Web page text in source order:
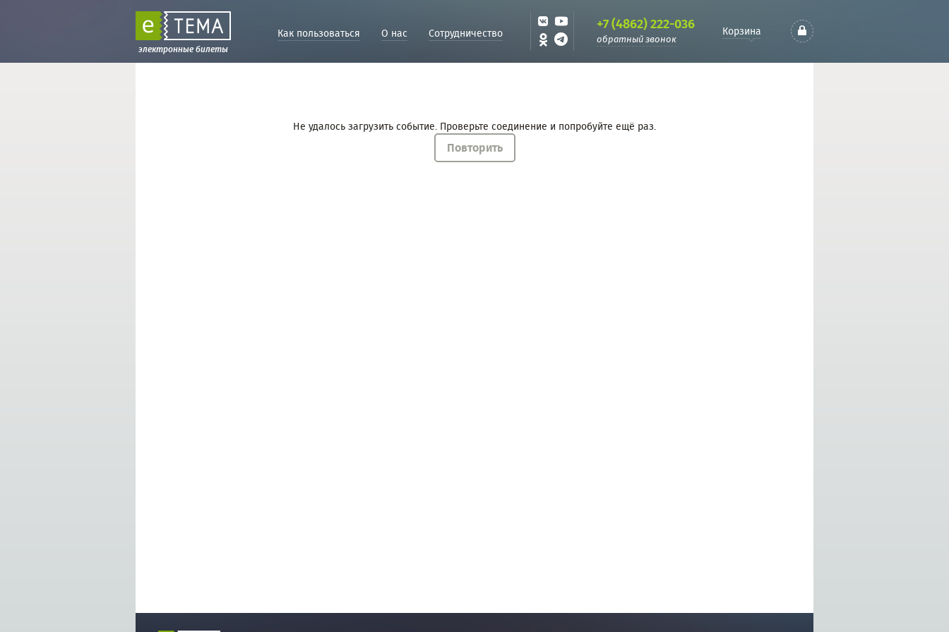
электронные билеты
Как пользоваться О нас Сотрудничество +7 (4862) 222-036
обратный звонок
Корзина
Не удалось загрузить событие. Проверьте соединение и попробуйте ещё раз.
Повторить